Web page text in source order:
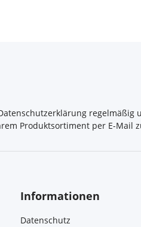
regelmäßig
Produktsortiment per E-Mail
Informationen
Datenschutz